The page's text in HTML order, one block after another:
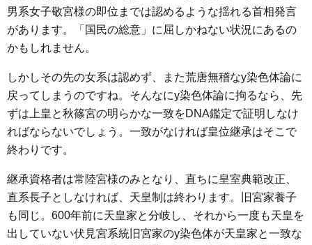
男系女子敬宮様の即位までは認めるような揺れる首相発言
があります。「国民の総意」に屈しかねない状況にあるの
かもしれません。
しかしその先の女系は認めず、また荒唐無稽なy染色体論に
戻ってしまうのですね。そんなにy染色体論に拘るなら、先
ずは上皇と秋篠宮の明らかな一致をDNA鑑定で証明しなけ
ればならないでしょう。一致がなければ皇位継承はそこで
終わりです。
継承資格者は常陸宮様のみとなり、直ちに皇室典範改正、
直系長子としなければ、天皇制は終わります。旧宮家養子
も同じ。600年前に天皇家と分岐し、それから一度も天皇を
出していない伏見宮系統旧宮家のy染色体が天皇家と一致な